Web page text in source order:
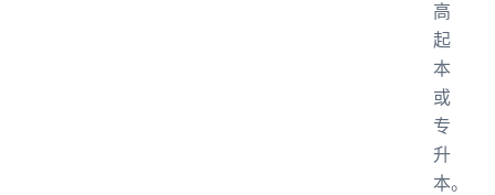
高
起
本
或
专
升
本。